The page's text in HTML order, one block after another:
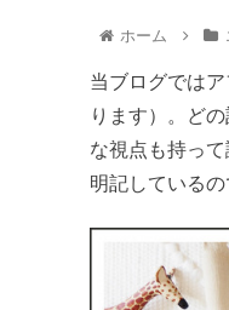
ホーム
当ブログでは
ります）。ど
な視点も持っ
明記しているの